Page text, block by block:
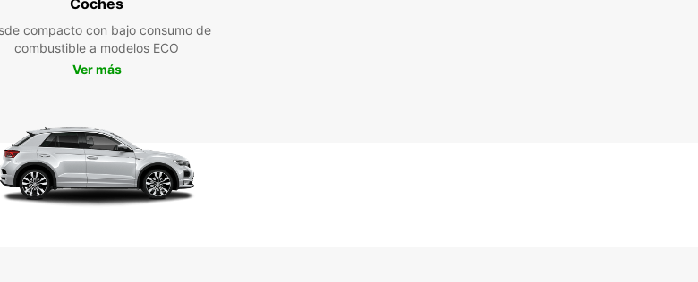
Coches
compacto con bajo consumo de
combustible a modelos ECO
Ver más